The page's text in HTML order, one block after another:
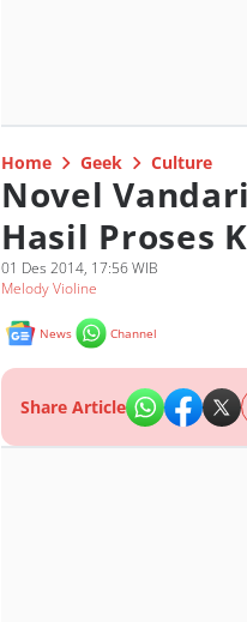
Home Geek Culture
Novel
Hasil Proses
01 Des 2014, 17:56 WIB
Melody Violine
News Channel
Share Article